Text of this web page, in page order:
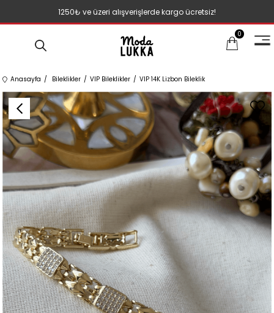
1250₺ ve üzeri alışverişlerde kargo ücretsiz!
0
Anasayfa Bileklikler VIP Bileklikler VIP 14K Lizbon Bileklik